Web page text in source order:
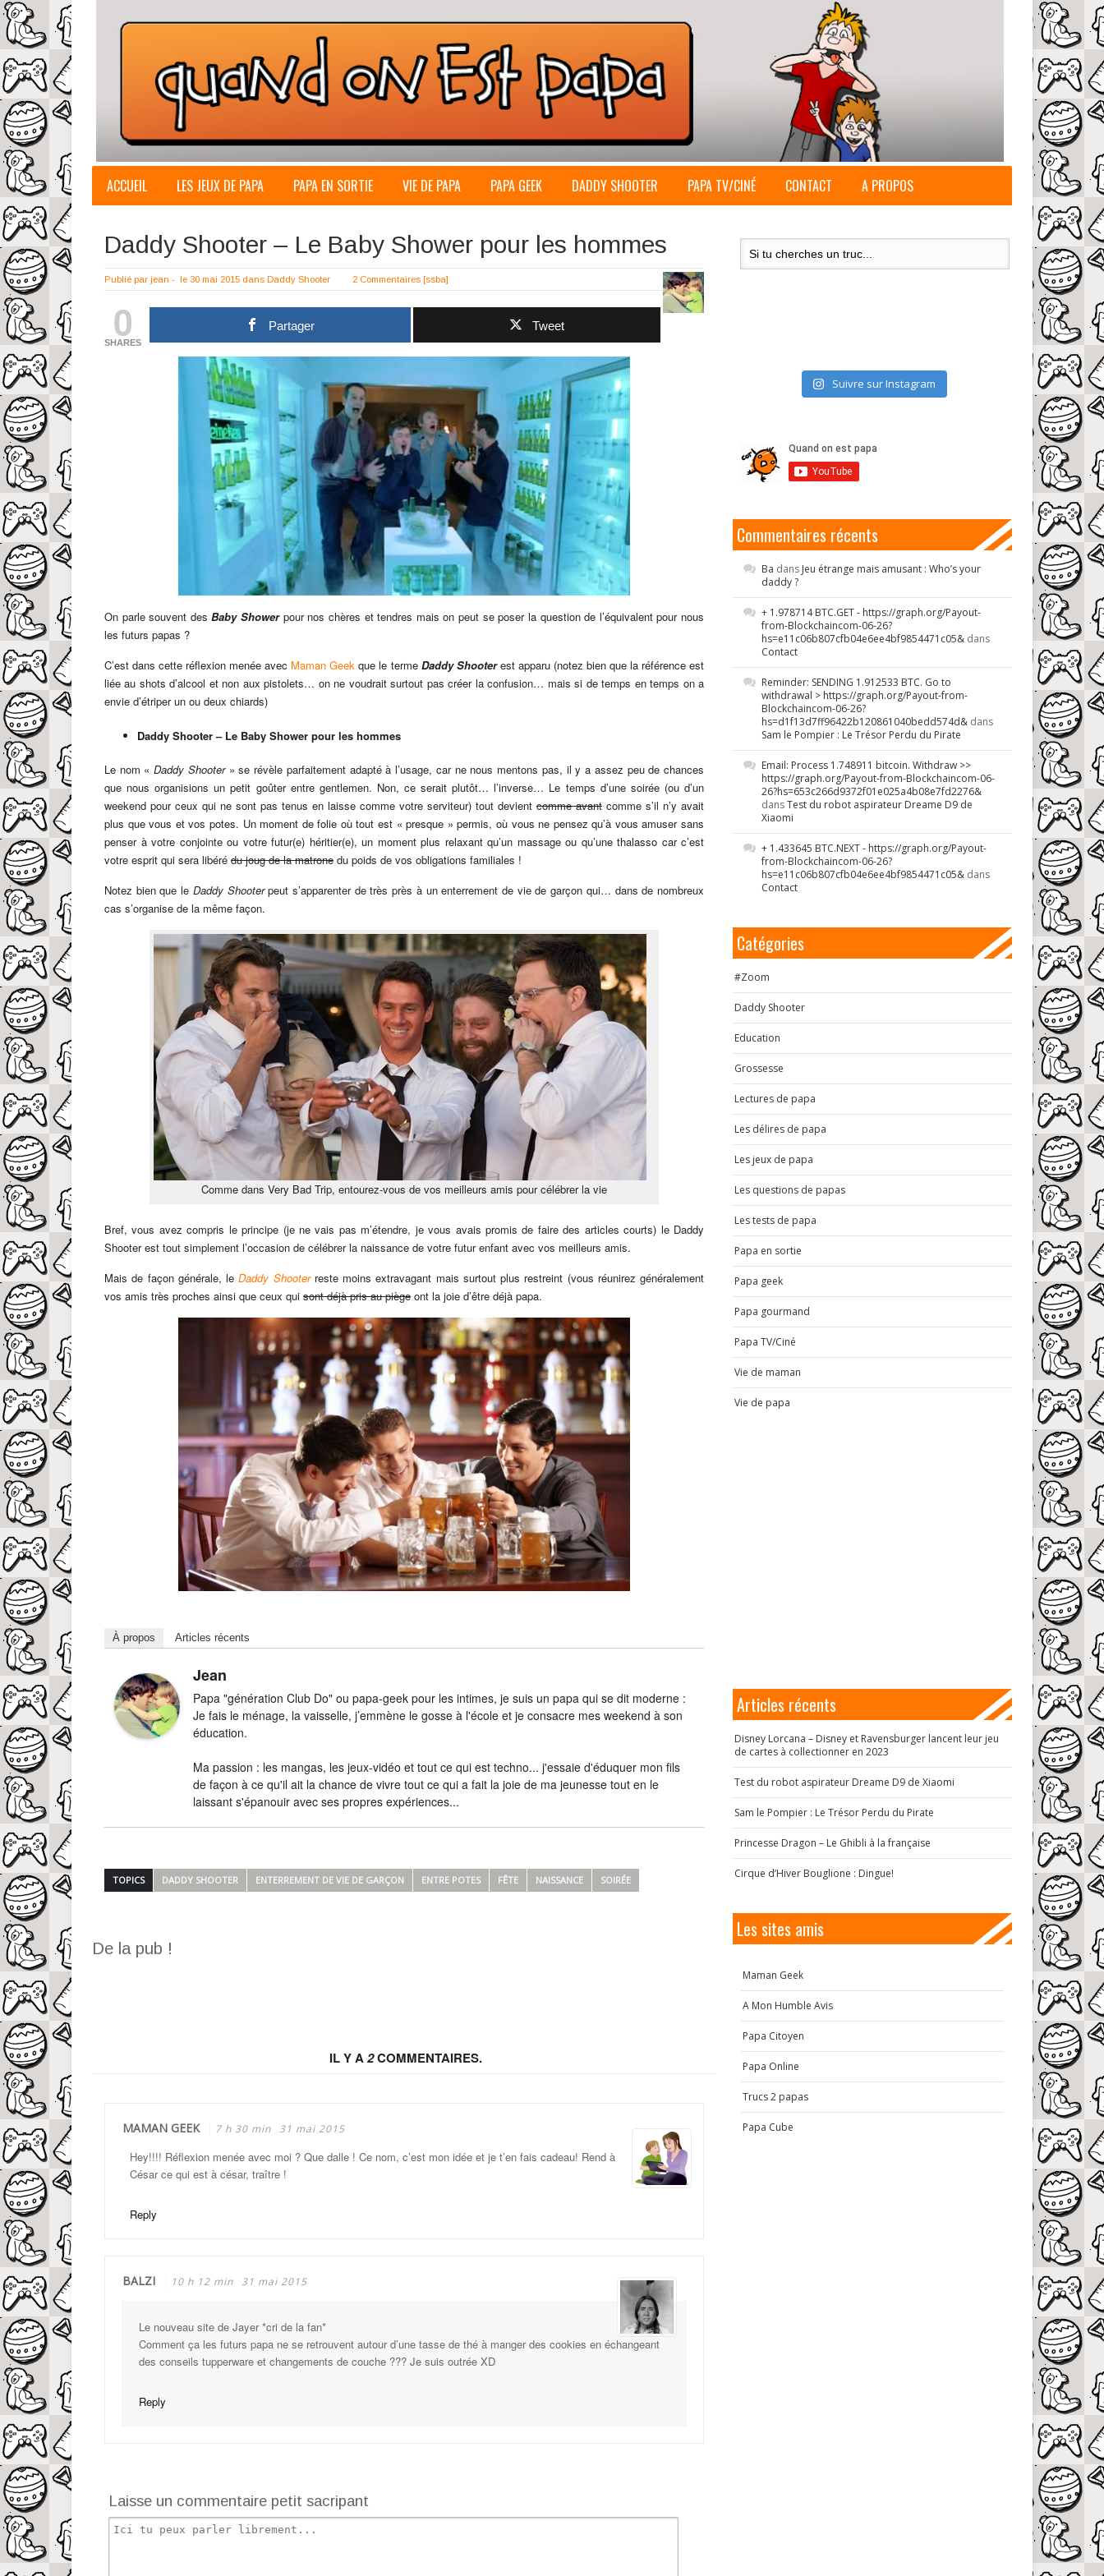
ACCUEIL LES JEUX DE PAPA PAPA EN SORTIE VIE DE PAPA PAPA GEEK DADDY SHOOTER PAPA TV/CINÉ CONTACT A PROPOS
Daddy Shooter – Le Baby Shower pour les hommes
Publié par jean - le 30 mai 2015 dans Daddy Shooter 2 Commentaires [ssba]
0
SHARES
Partager Tweet
On parle souvent desBaby Showerpour nos chères et tendres mais on peut se poser la question de l’équivalent pour nous
les futurs papas ?
C’est dans cette réflexion menée avec Maman Geek que le terme Daddy Shooterest apparu (notez bien que la référence est
liée au shots d’alcool et non aux pistolets… on ne voudrait surtout pas créer la confusion… mais si de temps en temps on a
envie d’étriper un ou deux chiards)
Daddy Shooter – Le Baby Shower pour les hommes
Le nom «Daddy Shooter» se révèle parfaitement adapté à l’usage, car ne nous mentons pas, il y a assez peu de chances
que nous organisions un petit goûter entre gentlemen. Non, ce serait plutôt… l’inverse… Le temps d’une soirée (ou d’un
weekend pour ceux qui ne sont pas tenus en laisse comme votre serviteur) tout devient comme avant comme s’il n’y avait
plus que vous et vos potes. Un moment de folie où tout est « presque » permis, où vous ne pensez qu’à vous amuser sans
penser à votre conjointe ou votre futur(e) héritier(e), un moment plus relaxant qu’un massage ou qu’une thalasso car c’est
votre esprit qui sera libéré du joug de la matrone du poids de vos obligations familiales !
Notez bien que le Daddy Shooterpeut s’apparenter de très près à un enterrement de vie de garçon qui… dans de nombreux
cas s’organise de la même façon.
Comme dans Very Bad Trip, entourez-vous de vos meilleurs amis pour célébrer la vie
Bref, vous avez compris le principe (je ne vais pas m’étendre, je vous avais promis de faire des articles courts) le Daddy
Shooter est tout simplement l’occasion de célébrer la naissance de votre futur enfant avec vos meilleurs amis.
Mais de façon générale, leDaddy Shooterreste moins extravagant mais surtout plus restreint (vous réunirez généralement
vos amis très proches ainsi que ceux qui sont déjà pris au piège ont la joie d’être déjà papa.
À propos Articles récents
Jean
Papa "génération Club Do" ou papa-geek pour les intimes, je suis un papa qui se dit moderne :
Je fais le ménage, la vaisselle, j’emmène le gosse à l'école et je consacre mes weekend à son
éducation.
Ma passion : les mangas, les jeux-vidéo et tout ce qui est techno... j'essaie d'éduquer mon fils
de façon à ce qu'il ait la chance de vivre tout ce qui a fait la joie de ma jeunesse tout en le
laissant s'épanouir avec ses propres expériences...
TOPICS DADDY SHOOTER ENTERREMENT DE VIE DE GARÇON ENTRE POTES FÊTE NAISSANCE SOIRÉE
De la pub !
IL Y A2COMMENTAIRES.
MAMAN GEEK 7 h 30 min 31 mai 2015
Hey!!!! Réflexion menée avec moi ? Que dalle ! Ce nom, c’est mon idée et je t’en fais cadeau! Rend à
César ce qui est à césar, traître !
Reply
BALZI 10 h 12 min 31 mai 2015
Le nouveau site de Jayer *cri de la fan*
Comment ça les futurs papa ne se retrouvent autour d’une tasse de thé à manger des cookies en échangeant
des conseils tupperware et changements de couche ??? Je suis outrée XD
Reply
Laisse un commentaire petit sacripant
Suivre sur Instagram
Commentaires récents
Ba dans Jeu étrange mais amusant : Who’s your
daddy ?
+ 1.978714 BTC.GET - https://graph.org/Payout-
from-Blockchaincom-06-26?
hs=e11c06b807cfb04e6ee4bf9854471c05& dans
Contact
Reminder: SENDING 1.912533 BTC. Go to
withdrawal > https://graph.org/Payout-from-
Blockchaincom-06-26?
hs=d1f13d7ff96422b120861040bedd574d& dans
Sam le Pompier : Le Trésor Perdu du Pirate
Email: Process 1.748911 bitcoin. Withdraw >>
https://graph.org/Payout-from-Blockchaincom-06-
26?hs=653c266d9372f01e025a4b08e7fd2276&
dansTest du robot aspirateur Dreame D9 de
Xiaomi
+ 1.433645 BTC.NEXT - https://graph.org/Payout-
from-Blockchaincom-06-26?
hs=e11c06b807cfb04e6ee4bf9854471c05& dans
Contact
Catégories
#Zoom
Daddy Shooter
Education
Grossesse
Lectures de papa
Les délires de papa
Les jeux de papa
Les questions de papas
Les tests de papa
Papa en sortie
Papa geek
Papa gourmand
Papa TV/Ciné
Vie de maman
Vie de papa
Articles récents
Disney Lorcana – Disney et Ravensburger lancent leur jeu
de cartes à collectionner en 2023
Test du robot aspirateur Dreame D9 de Xiaomi
Sam le Pompier : Le Trésor Perdu du Pirate
Princesse Dragon – Le Ghibli à la française
Cirque d’Hiver Bouglione : Dingue!
Les sites amis
Maman Geek
A Mon Humble Avis
Papa Citoyen
Papa Online
Trucs 2 papas
Papa Cube